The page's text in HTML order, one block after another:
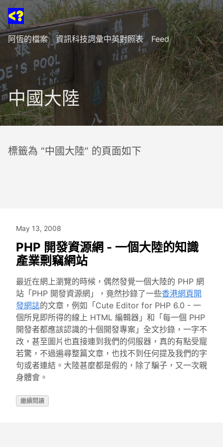
阿恆的檔案 資訊科技詞彙中英對照表 Feed
中國大陸
標籤為 “中國大陸” 的頁面如下
May 13, 2008
PHP 開發資源網 - 一個大陸的知識
產業剽竊網站
最近在網上瀏覽的時候，偶然發覺一個大陸的 PHP 網
站「PHP 開發資源網」，竟然抄錄了一些香港網頁開
發網誌的文章，例如「Cute Editor for PHP 6.0 - 一
個所見即所得的線上 HTML 編輯器」和「每一個 PHP
開發者都應該認識的十個開發專案」全文抄錄，一字不
改，甚至圖片也直接連到我們的伺服器，真的有點受寵
若驚，不過遍尋整篇文章，也找不到任何提及我們的字
句或者連結。大陸甚麼都是假的，除了騙子，又一次親
身體會。
繼續閱讀